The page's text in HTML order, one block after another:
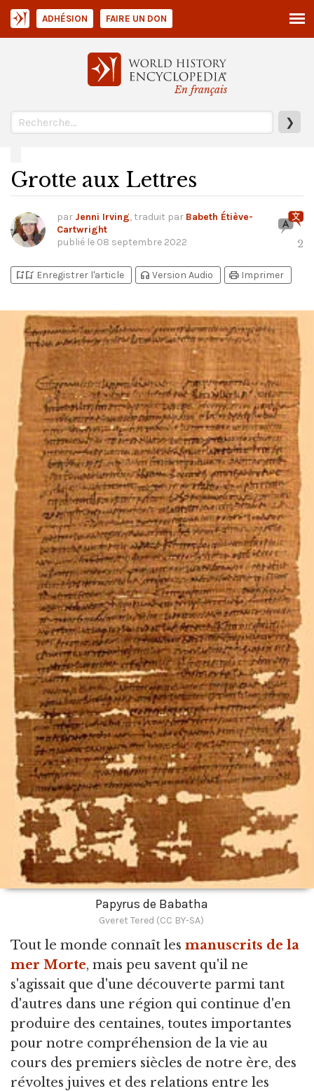
En français
❯
ADHÉSION FAIRE UN DON
Grotte aux Lettres
par Jenni Irving, traduit par Babeth Étiève-
Cartwright
publié le 08 septembre 2022 2
bookmark_addbookmark_added Enregistrer l'article headphones Version Audio print Imprimer
Papyrus de Babatha
Gveret Tered (CC BY-SA)
Tout le monde connaît les manuscrits de la
mer Morte, mais peu savent qu'il ne
s'agissait que d'une découverte parmi tant
d'autres dans une région qui continue d'en
produire des centaines, toutes importantes
pour notre compréhension de la vie au
cours des premiers siècles de notre ère, des
révoltes juives et des relations entre les